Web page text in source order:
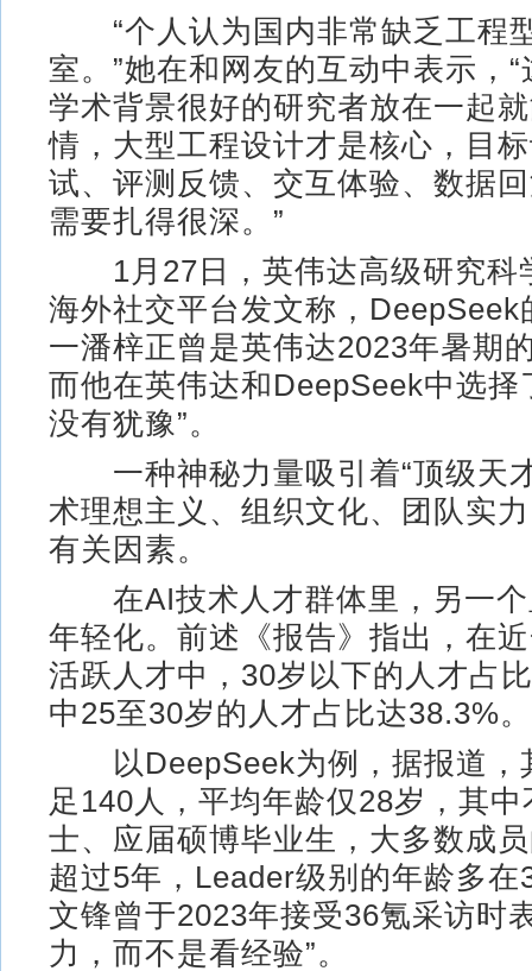
“个人认为国内非常缺乏工程
室。”她在和网友的互动中表示，
学术背景很好的研究者放在一起
情，大型工程设计才是核心，目
试、评测反馈、交互体验、数据
需要扎得很深。”
1月27日，英伟达高级研究科
海外社交平台发文称，DeepSeek
一潘梓正曾是英伟达2023年暑期
而他在英伟达和DeepSeek中选择
没有犹豫”。
一种神秘力量吸引着“顶级天
术理想主义、组织文化、团队实
有关因素。
在AI技术人才群体里，另一个
年轻化。前述《报告》指出，在
活跃人才中，30岁以下的人才占
中25至30岁的人才占比达38.3%。
以DeepSeek为例，据报道，
足140人，平均年龄仅28岁，其
士、应届硕博毕业生，大多数成
超过5年，Leader级别的年龄多在
文锋曾于2023年接受36氪采访时
力，而不是看经验”。